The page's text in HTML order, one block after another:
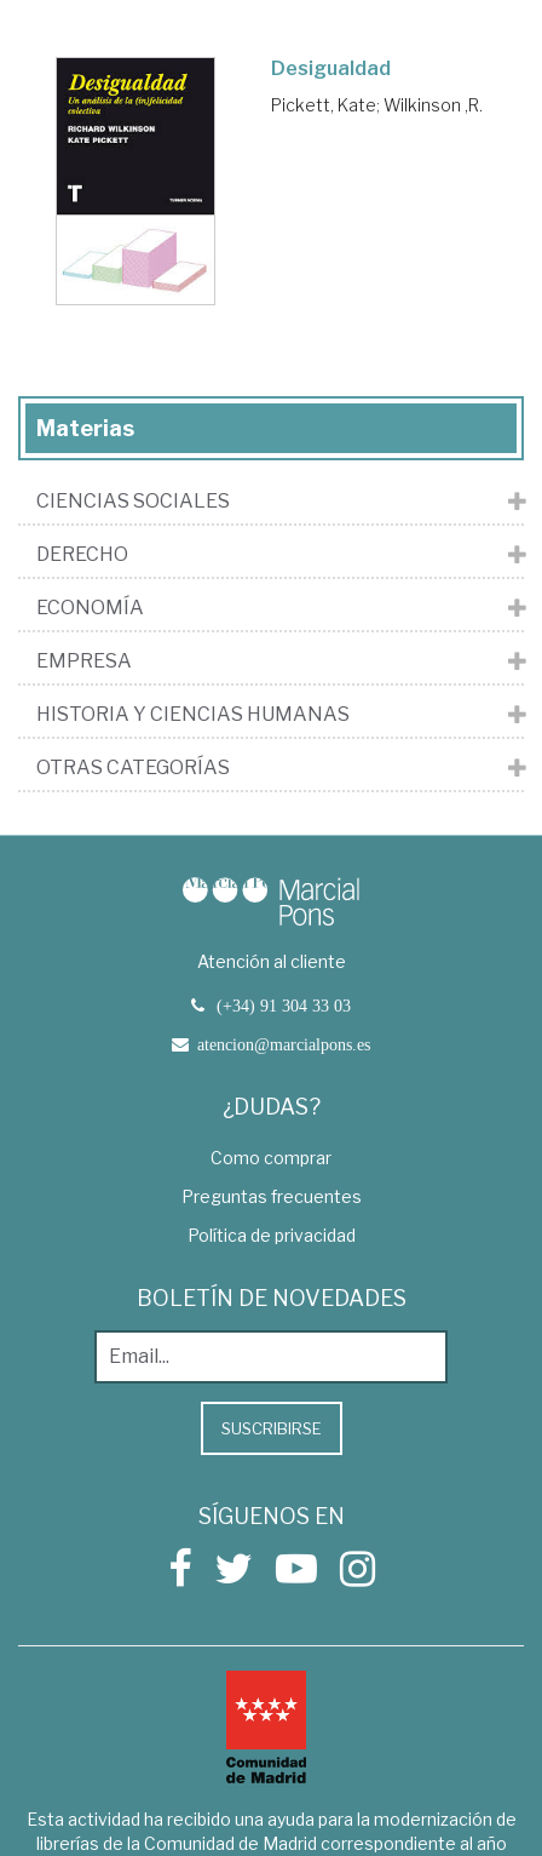
Desigualdad
Pickett, Kate; Wilkinson ,R.
Materias
CIENCIAS SOCIALES
DERECHO
ECONOMÍA
EMPRESA
HISTORIA Y CIENCIAS HUMANAS
OTRAS CATEGORÍAS
Atención al cliente
(+34) 91 304 33 03
atencion@marcialpons.es
¿DUDAS?
Como comprar
Preguntas frecuentes
Política de privacidad
BOLETÍN DE NOVEDADES
SUSCRIBIRSE
SÍGUENOS EN
Esta actividad ha recibido una ayuda para la modernización de
librerías de la Comunidad de Madrid correspondiente al año